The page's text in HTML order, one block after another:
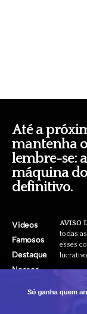
Até a
mantenha
lembre-se:
máquina
definitivo.
Videos
Famosos
Destaque
Nossos
AVISO
todas
esses
Só ganha quem